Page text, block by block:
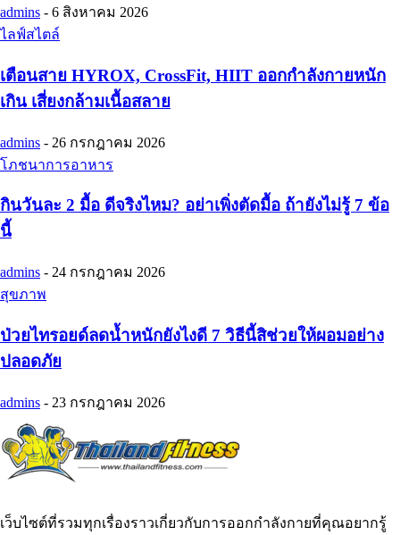
admins - 6 สิงหาคม 2026
ไลฟ์สไตล์
เตือนสาย HYROX, CrossFit, HIIT ออกกำลังกายหนัก
เกิน เสี่ยงกล้ามเนื้อสลาย
admins - 26 กรกฎาคม 2026
โภชนาการอาหาร
กินวันละ 2 มื้อ ดีจริงไหม? อย่าเพิ่งตัดมื้อ ถ้ายังไม่รู้ 7 ข้อ
นี้
admins - 24 กรกฎาคม 2026
สุขภาพ
ป่วยไทรอยด์ลดน้ำหนักยังไงดี 7 วิธีนี้สิช่วยให้ผอมอย่าง
ปลอดภัย
admins - 23 กรกฎาคม 2026
เว็บไซต์ที่รวมทุกเรื่องราวเกี่ยวกับการออกกำลังกายที่คุณอยากรู้